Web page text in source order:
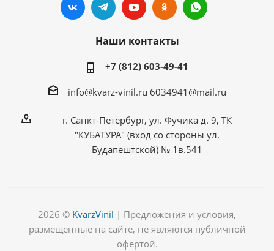
Наши контакты
+7 (812) 603-49-41
info@kvarz-vinil.ru 6034941@mail.ru
г. Санкт-Петербург, ул. Фучика д. 9, ТК
"КУБАТУРА" (вход со стороны ул.
Будапештской) № 1в.541
2026 © KvarzVinil | Предложения и условия,
размещённые на сайте, не являются публичной
офертой.